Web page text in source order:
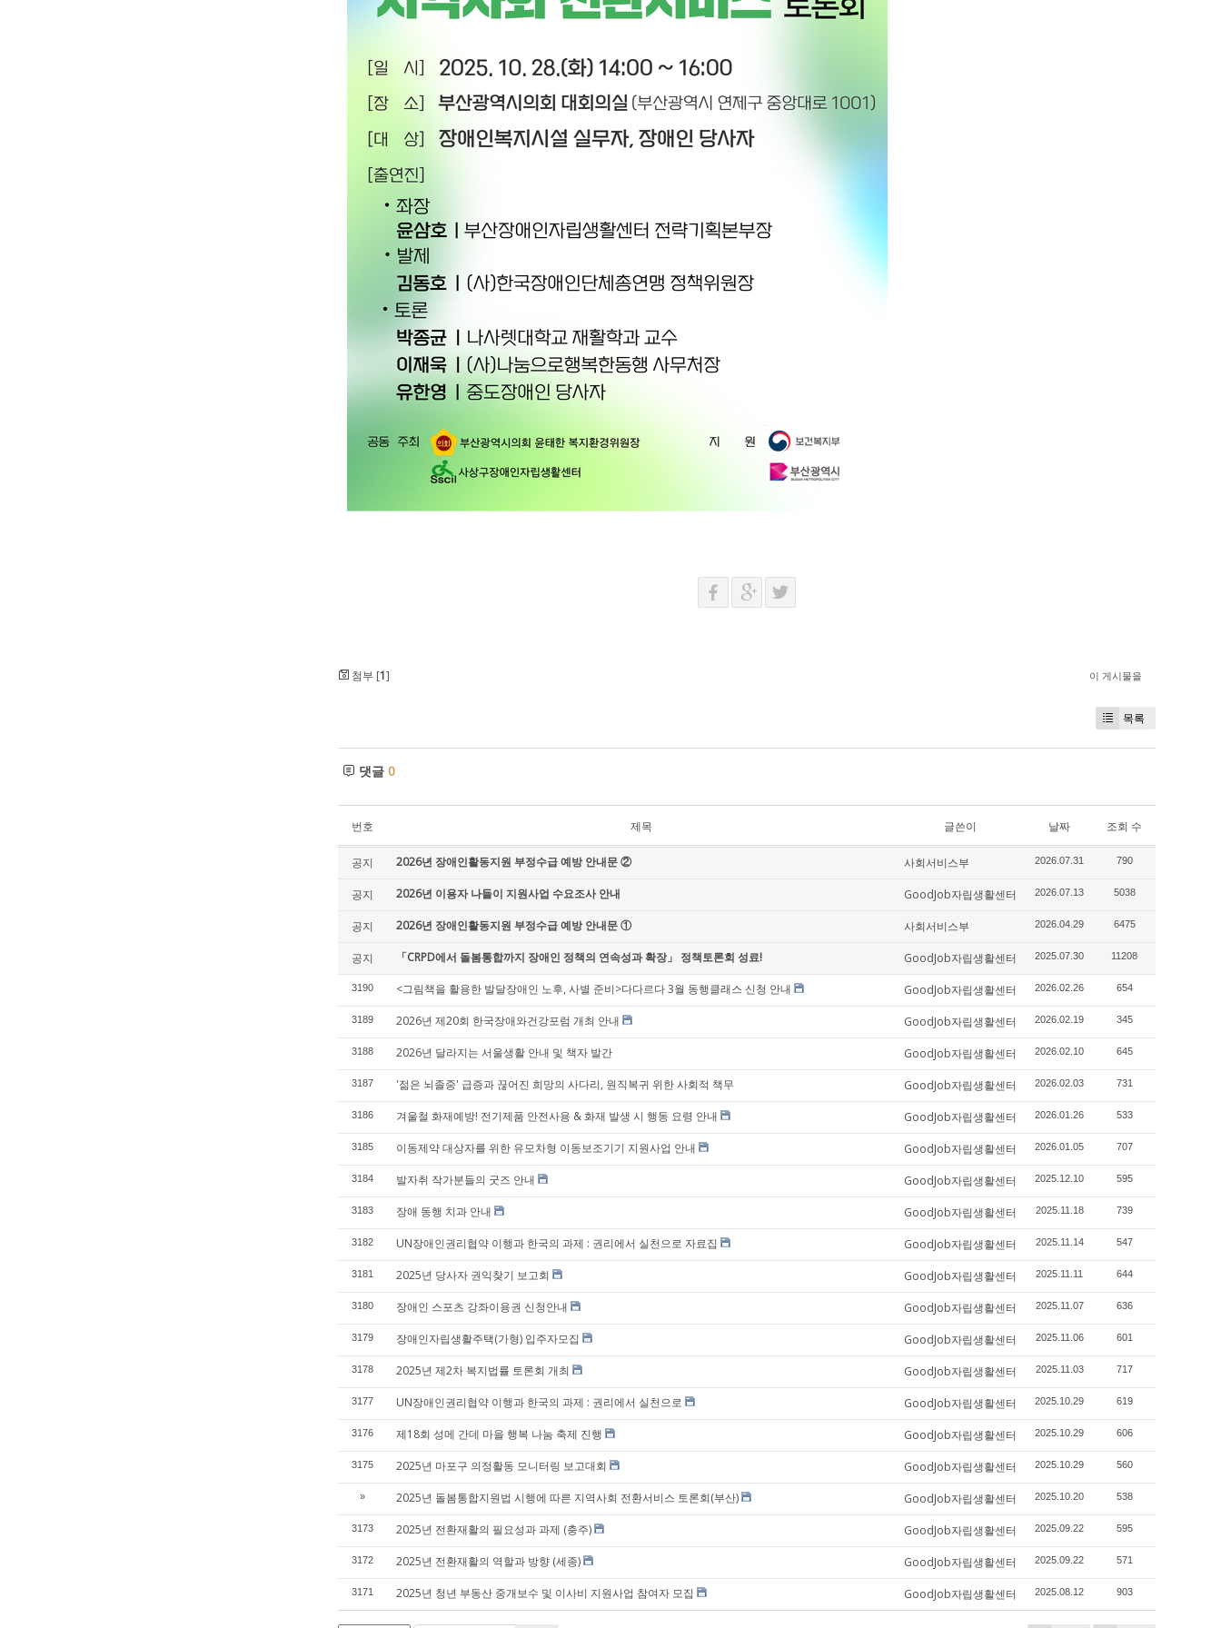
첨부 [1] 이 게시물을
목록
댓글 0
번호 제목 글쓴이 날짜 조회 수
공지 2026년 장애인활동지원 부정수급 예방 안내문 ② 사회서비스부 2026.07.31 790
공지 2026년 이용자 나들이 지원사업 수요조사 안내 GoodJob자립생활센터 2026.07.13 5038
공지 2026년 장애인활동지원 부정수급 예방 안내문 ① 사회서비스부 2026.04.29 6475
공지 「CRPD에서 돌봄통합까지 장애인 정책의 연속성과 확장」 정책토론회 성료! GoodJob자립생활센터 2025.07.30 11208
3190 <그림책을 활용한 발달장애인 노후, 사별 준비>다다르다 3월 동행클래스 신청 안내 GoodJob자립생활센터 2026.02.26 654
3189 2026년 제20회 한국장애와건강포럼 개최 안내 GoodJob자립생활센터 2026.02.19 345
3188 2026년 달라지는 서울생활 안내 및 책자 발간 GoodJob자립생활센터 2026.02.10 645
3187 '젊은 뇌졸중' 급증과 끊어진 희망의 사다리, 원직복귀 위한 사회적 책무 GoodJob자립생활센터 2026.02.03 731
3186 겨울철 화재예방! 전기제품 안전사용 & 화재 발생 시 행동 요령 안내 GoodJob자립생활센터 2026.01.26 533
3185 이동제약 대상자를 위한 유모차형 이동보조기기 지원사업 안내 GoodJob자립생활센터 2026.01.05 707
3184 발자취 작가분들의 굿즈 안내 GoodJob자립생활센터 2025.12.10 595
3183 장애 동행 치과 안내 GoodJob자립생활센터 2025.11.18 739
3182 UN장애인권리협약 이행과 한국의 과제 : 권리에서 실천으로 자료집 GoodJob자립생활센터 2025.11.14 547
3181 2025년 당사자 권익찾기 보고회 GoodJob자립생활센터 2025.11.11 644
3180 장애인 스포츠 강좌이용권 신청안내 GoodJob자립생활센터 2025.11.07 636
3179 장애인자립생활주택(가형) 입주자모집 GoodJob자립생활센터 2025.11.06 601
3178 2025년 제2차 복지법률 토론회 개최 GoodJob자립생활센터 2025.11.03 717
3177 UN장애인권리협약 이행과 한국의 과제 : 권리에서 실천으로 GoodJob자립생활센터 2025.10.29 619
3176 제18회 성메 간데 마을 행복 나눔 축제 진행 GoodJob자립생활센터 2025.10.29 606
3175 2025년 마포구 의정활동 모니터링 보고대회 GoodJob자립생활센터 2025.10.29 560
» 2025년 돌봄통합지원법 시행에 따른 지역사회 전환서비스 토론회(부산) GoodJob자립생활센터 2025.10.20 538
3173 2025년 전환재활의 필요성과 과제 (충주) GoodJob자립생활센터 2025.09.22 595
3172 2025년 전환재활의 역할과 방향 (세종) GoodJob자립생활센터 2025.09.22 571
3171 2025년 청년 부동산 중개보수 및 이사비 지원사업 참여자 모집 GoodJob자립생활센터 2025.08.12 903